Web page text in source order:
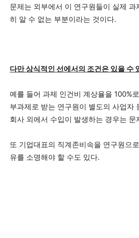
문제는 외부에서 이 연구원들이 실제
히 알 수 없는 부분이라는 것이다.
다만 상식적인 선에서의 조건은 있을 수
예를 들어 과제 인건비 계상율을 100%
부과제로 받는 연구원이 별도의 사업자
회사 외에서 수입이 발생하는 경우는 문
또 기업대표의 직계존비속을 연구원으
유를 소명해야 할 수도 있다.